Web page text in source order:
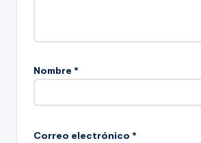
Nombre *
Correo electrónico *